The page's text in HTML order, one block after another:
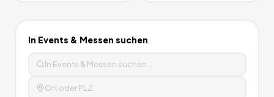
In Events & Messen suchen